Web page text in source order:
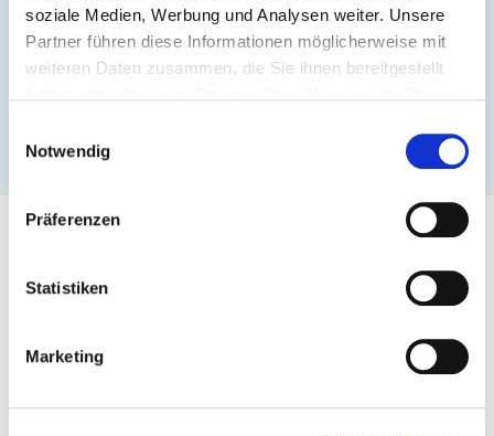
soziale Medien, Werbung und Analysen weiter. Unsere
Partner führen diese Informationen möglicherweise mit
weiteren Daten zusammen, die Sie ihnen bereitgestellt
Notwendig
Präferenzen
Statistiken
Marketing
55218 Ingelheim am Rhein
Postfach 1611